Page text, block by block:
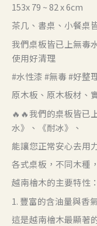
153x 79 ~ 82 x 6cm
茶几、書桌、小餐桌
我們桌板皆已上無毒
使用好清理
#水性漆 #無毒 #好整
原木板、原木板材、
🔥🔥我們的桌板皆已
水》、《耐冰》、
能讓您正常安心去用
各式桌板，不同木種
越南檜木的主要特性：
1. 豐富的含油量與香
這是越南檜木最顯著